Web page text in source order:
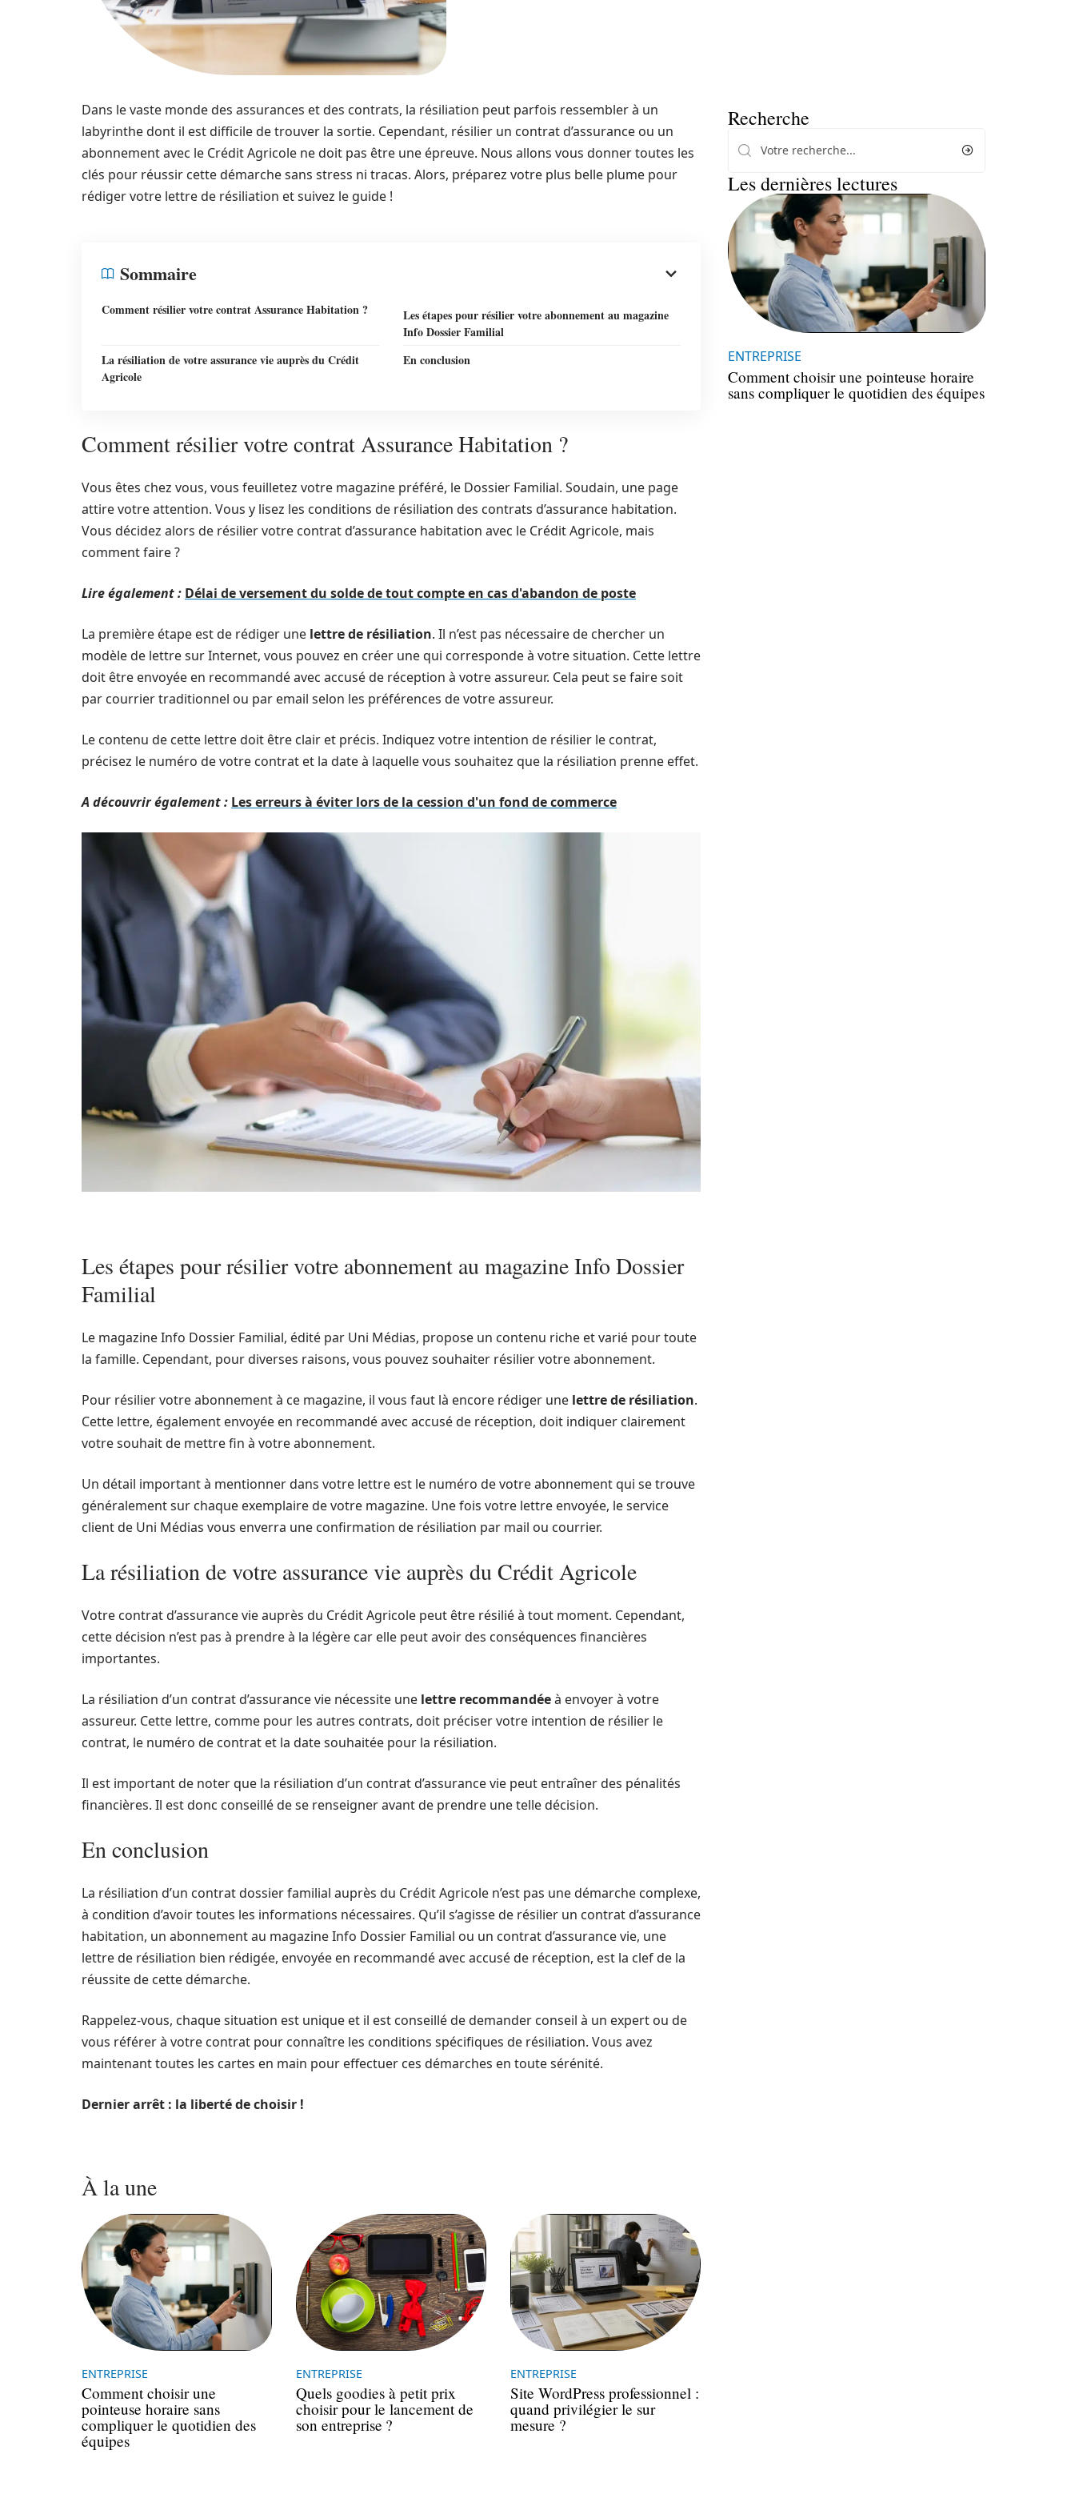
Dans le vaste monde des assurances et des contrats, la résiliation peut parfois ressembler à un
labyrinthe dont il est difficile de trouver la sortie. Cependant, résilier un contrat d’assurance ou un
abonnement avec le Crédit Agricole ne doit pas être une épreuve. Nous allons vous donner toutes les
clés pour réussir cette démarche sans stress ni tracas. Alors, préparez votre plus belle plume pour
rédiger votre lettre de résiliation et suivez le guide !
Sommaire
Comment résilier votre contrat Assurance Habitation ?
Les étapes pour résilier votre abonnement au magazine
Info Dossier Familial
La résiliation de votre assurance vie auprès du Crédit
Agricole
En conclusion
Comment résilier votre contrat Assurance Habitation ?
Vous êtes chez vous, vous feuilletez votre magazine préféré, le Dossier Familial. Soudain, une page
attire votre attention. Vous y lisez les conditions de résiliation des contrats d’assurance habitation.
Vous décidez alors de résilier votre contrat d’assurance habitation avec le Crédit Agricole, mais
comment faire ?
Lire également : Délai de versement du solde de tout compte en cas d'abandon de poste
La première étape est de rédiger une lettre de résiliation. Il n’est pas nécessaire de chercher un
modèle de lettre sur Internet, vous pouvez en créer une qui corresponde à votre situation. Cette lettre
doit être envoyée en recommandé avec accusé de réception à votre assureur. Cela peut se faire soit
par courrier traditionnel ou par email selon les préférences de votre assureur.
Le contenu de cette lettre doit être clair et précis. Indiquez votre intention de résilier le contrat,
précisez le numéro de votre contrat et la date à laquelle vous souhaitez que la résiliation prenne effet.
A découvrir également : Les erreurs à éviter lors de la cession d'un fond de commerce
Les étapes pour résilier votre abonnement au magazine Info Dossier
Familial
Le magazine Info Dossier Familial, édité par Uni Médias, propose un contenu riche et varié pour toute
la famille. Cependant, pour diverses raisons, vous pouvez souhaiter résilier votre abonnement.
Pour résilier votre abonnement à ce magazine, il vous faut là encore rédiger une lettre de résiliation.
Cette lettre, également envoyée en recommandé avec accusé de réception, doit indiquer clairement
votre souhait de mettre fin à votre abonnement.
Un détail important à mentionner dans votre lettre est le numéro de votre abonnement qui se trouve
généralement sur chaque exemplaire de votre magazine. Une fois votre lettre envoyée, le service
client de Uni Médias vous enverra une confirmation de résiliation par mail ou courrier.
La résiliation de votre assurance vie auprès du Crédit Agricole
Votre contrat d’assurance vie auprès du Crédit Agricole peut être résilié à tout moment. Cependant,
cette décision n’est pas à prendre à la légère car elle peut avoir des conséquences financières
importantes.
La résiliation d’un contrat d’assurance vie nécessite une lettre recommandéeà envoyer à votre
assureur. Cette lettre, comme pour les autres contrats, doit préciser votre intention de résilier le
contrat, le numéro de contrat et la date souhaitée pour la résiliation.
Il est important de noter que la résiliation d’un contrat d’assurance vie peut entraîner des pénalités
financières. Il est donc conseillé de se renseigner avant de prendre une telle décision.
En conclusion
La résiliation d’un contrat dossier familial auprès du Crédit Agricole n’est pas une démarche complexe,
à condition d’avoir toutes les informations nécessaires. Qu’il s’agisse de résilier un contrat d’assurance
habitation, un abonnement au magazine Info Dossier Familial ou un contrat d’assurance vie, une
lettre de résiliation bien rédigée, envoyée en recommandé avec accusé de réception, est la clef de la
réussite de cette démarche.
Rappelez-vous, chaque situation est unique et il est conseillé de demander conseil à un expert ou de
vous référer à votre contrat pour connaître les conditions spécifiques de résiliation. Vous avez
maintenant toutes les cartes en main pour effectuer ces démarches en toute sérénité.
Dernier arrêt : la liberté de choisir !
À la une
ENTREPRISE
Comment choisir une
pointeuse horaire sans
compliquer le quotidien des
équipes
ENTREPRISE
Quels goodies à petit prix
choisir pour le lancement de
son entreprise ?
ENTREPRISE
Site WordPress professionnel :
quand privilégier le sur
mesure ?
Recherche
Les dernières lectures
ENTREPRISE
Comment choisir une pointeuse horaire
sans compliquer le quotidien des équipes